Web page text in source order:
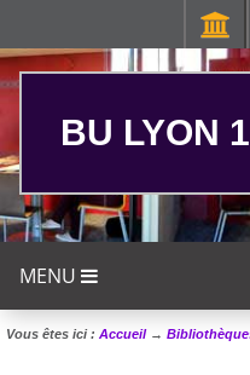
BU LYON 1
MENU
Vous êtes ici : Accueil→